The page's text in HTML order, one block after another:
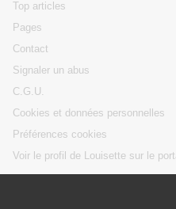
Top articles
Pages
Contact
Signaler un abus
C.G.U.
Cookies et données personnelles
Préférences cookies
Voir le profil de Louisette sur le